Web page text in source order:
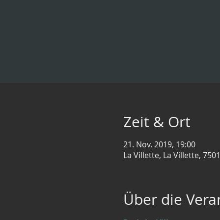
Zeit & Ort
21. Nov. 2019, 19:00
La Villette, La Villette,
Über die